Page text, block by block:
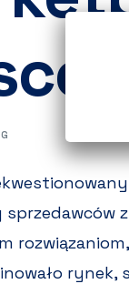
sprzedawców
rynek,